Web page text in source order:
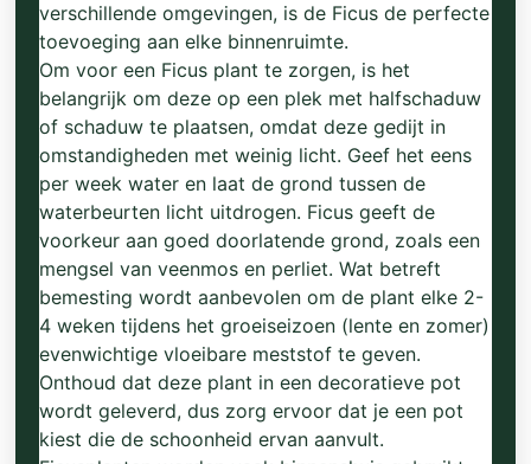
verschillende omgevingen, is de Ficus de perfecte
toevoeging aan elke binnenruimte.
Om voor een Ficus plant te zorgen, is het
belangrijk om deze op een plek met halfschaduw
of schaduw te plaatsen, omdat deze gedijt in
omstandigheden met weinig licht. Geef het eens
per week water en laat de grond tussen de
waterbeurten licht uitdrogen. Ficus geeft de
voorkeur aan goed doorlatende grond, zoals een
mengsel van veenmos en perliet. Wat betreft
bemesting wordt aanbevolen om de plant elke 2-
4 weken tijdens het groeiseizoen (lente en zomer)
evenwichtige vloeibare meststof te geven.
Onthoud dat deze plant in een decoratieve pot
wordt geleverd, dus zorg ervoor dat je een pot
kiest die de schoonheid ervan aanvult.